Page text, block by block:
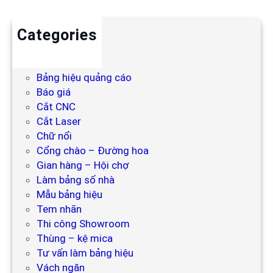
Categories
Bảng hiệu quảng cáo
Báo giá
Cắt CNC
Cắt Laser
Chữ nổi
Cổng chào – Đường hoa
Gian hàng – Hội chợ
Làm bảng số nhà
Mẫu bảng hiệu
Tem nhãn
Thi công Showroom
Thùng – kệ mica
Tư vấn làm bảng hiệu
Vách ngăn